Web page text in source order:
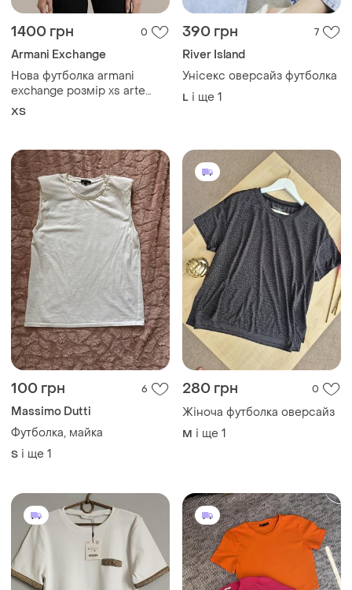
1400 грн 0
Armani Exchange
Нова футболка armani
exchange розмір xs arte
sella v-neck
ХS
390 грн 7
River Island
Унісекс оверсайз футболка
L і ще 1
100 грн 6
Massimo Dutti
Футболка, майка
S і ще 1
280 грн 0
Жіноча футболка оверсайз
M і ще 1